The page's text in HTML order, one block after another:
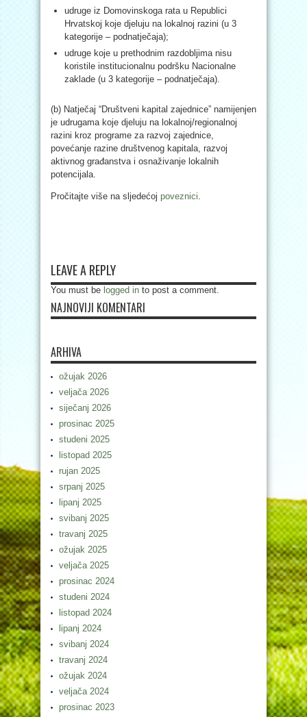
udruge iz Domovinskoga rata u Republici
Hrvatskoj koje djeluju na lokalnoj razini (u 3
kategorije – podnatječaja);
udruge koje u prethodnim razdobljima nisu
koristile institucionalnu podršku Nacionalne
zaklade (u 3 kategorije – podnatječaja).
(b) Natječaj “Društveni kapital zajednice” namijenjen
je udrugama koje djeluju na lokalnoj/regionalnoj
razini kroz programe za razvoj zajednice,
povećanje razine društvenog kapitala, razvoj
aktivnog građanstva i osnaživanje lokalnih
potencijala.
Pročitajte više na sljedećoj poveznici.
LEAVE A REPLY
You must be logged in to post a comment.
NAJNOVIJI KOMENTARI
ARHIVA
ožujak 2026
veljača 2026
siječanj 2026
prosinac 2025
studeni 2025
listopad 2025
rujan 2025
srpanj 2025
lipanj 2025
svibanj 2025
travanj 2025
ožujak 2025
veljača 2025
prosinac 2024
studeni 2024
listopad 2024
lipanj 2024
svibanj 2024
travanj 2024
ožujak 2024
veljača 2024
prosinac 2023